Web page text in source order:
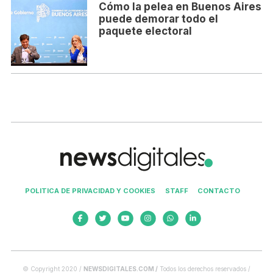
Cómo la pelea en Buenos Aires
puede demorar todo el
paquete electoral
POLITICA DE PRIVACIDAD Y COOKIES STAFF CONTACTO
© Copyright 2020 / NEWSDIGITALES.COM / Todos los derechos reservados /